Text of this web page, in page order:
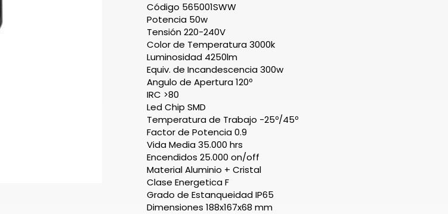
Código 565001SWW
Potencia 50w
Tensión 220-240V
Color de Temperatura 3000k
Luminosidad 4250lm
Equiv. de Incandescencia 300w
Angulo de Apertura 120º
IRC >80
Led Chip SMD
Temperatura de Trabajo -25º/45º
Factor de Potencia 0.9
Vida Media 35.000 hrs
Encendidos 25.000 on/off
Material Aluminio + Cristal
Clase Energetica F
Grado de Estanqueidad IP65
Dimensiones 188x167x68 mm